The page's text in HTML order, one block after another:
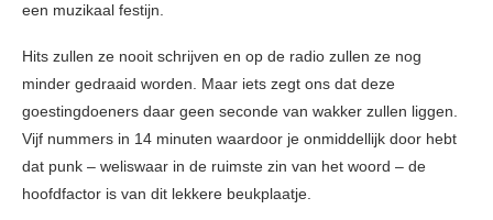
een muzikaal festijn.
Hits zullen ze nooit schrijven en op de radio zullen ze nog
minder gedraaid worden. Maar iets zegt ons dat deze
goestingdoeners daar geen seconde van wakker zullen liggen.
Vijf nummers in 14 minuten waardoor je onmiddellijk door hebt
dat punk – weliswaar in de ruimste zin van het woord – de
hoofdfactor is van dit lekkere beukplaatje.